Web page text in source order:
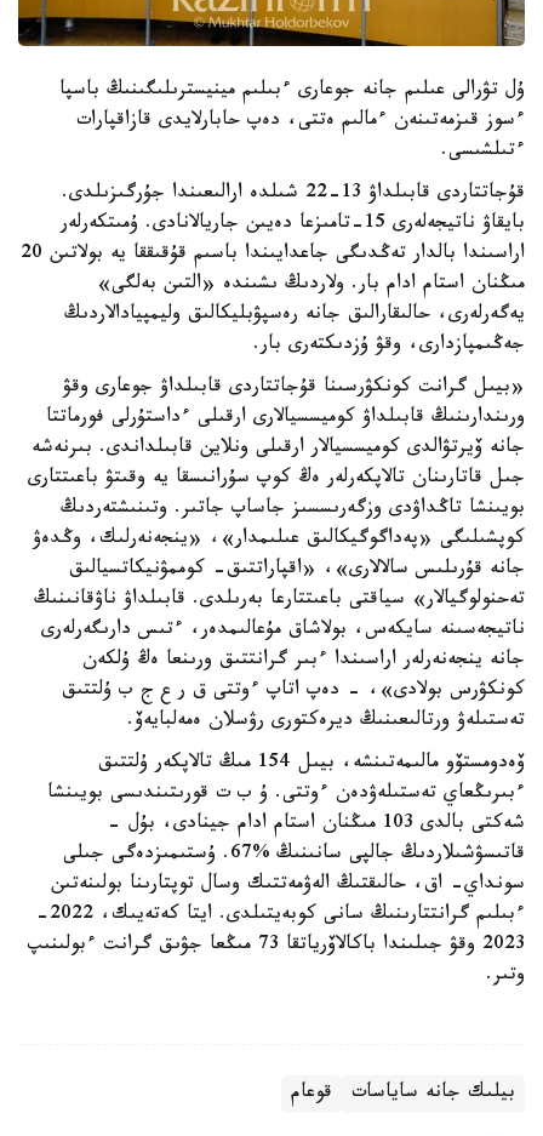
ۇل تۋرالى عىلىم جانە جوعارى ءبىلىم مينيسترىلىگىنىڭ باسپا
ءسوز قىزمەتىنەن ءمالىم ەتتى، دەپ حابارلايدى قازاقپارات
ءتىلشىسى.
قۇجاتتاردى قابىلداۋ 13-22 شىلدە ارالىعىندا جۇرگىزىلدى.
بايقاۋ ناتيجەلەرى 15-تامىزعا دەيىن جاريالانادى. ۇمىتكەرلەر
اراسىندا بالدار تەڭدىگى جاعدايىندا باسىم قۇقىققا يە بولاتىن 20
مىڭنان استام ادام بار. ولاردىڭ ىشىندە «التىن بەلگى»
يەگەرلەرى، حالىقارالىق جانە رەسپۋبليكالىق وليمپيادالاردىڭ
جەڭىمپازدارى، وقۋ ۇزدىكتەرى بار.
«بيىل گرانت كونكۋرسىنا قۇجاتتاردى قابىلداۋ جوعارى وقۋ
ورىندارىنىڭ قابىلداۋ كوميسسيالارى ارقىلى ءداستۇرلى فورماتتا
جانە ۆيرتۋالدى كوميسسيالار ارقىلى ونلاين قابىلداندى. بىرنەشە
جىل قاتارىنان تالاپكەرلەر ەڭ كوپ سۇرانىسقا يە وقىتۋ باعىتتارى
بويىنشا تاڭداۋدى وزگەرىسسىز جاساپ جاتىر. وتىنىشتەردىڭ
كوپشىلىگى «پەداگوگيكالىق عىلىمدار»، «ينجەنەرلىك، وڭدەۋ
جانە قۇرىلىس سالالارى»، «اقپاراتتىق- كوممۋنيكاتسيالىق
تەحنولوگيالار» سياقتى باعىتتارعا بەرىلدى. قابىلداۋ ناۋقانىنىڭ
ناتيجەسىنە سايكەس، بولاشاق مۇعالىمدەر، ءتىس دارىگەرلەرى
جانە ينجەنەرلەر اراسىندا ءبىر گرانتتىق ورىنعا ەڭ ۇلكەن
كونكۋرس بولادى»، - دەپ اتاپ ءوتتى ق ر ع ج ب ۇلتتىق
تەستىلەۋ ورتالىعىنىڭ ديرەكتورى رۋسلان ەمەلبايەۆ.
ۆەدومستۆو مالىمەتىنشە، بيىل 154 مىڭ تالاپكەر ۇلتتىق
ءبىرىڭعاي تەستىلەۋدەن ءوتتى. ۇ ب ت قورىتىندىسى بويىنشا
شەكتى بالدى 103 مىڭنان استام ادام جينادى، بۇل -
قاتىسۋشىلاردىڭ جالپى سانىنىڭ %67. ۇستىمىزدەگى جىلى
سونداي- اق، حالىقتىڭ الەۋمەتتىك وسال توپتارىنا بولىنەتىن
ءبىلىم گرانتتارىنىڭ سانى كوبەيتىلدى. ايتا كەتەيىك، 2022-
2023 وقۋ جىلىندا باكالاۆرياتقا 73 مىڭعا جۋىق گرانت ءبولىنىپ
وتىر.
بيلىك جانە ساياسات قوعام